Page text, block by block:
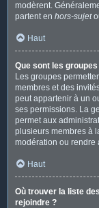
modèrent.
partent en hors-sujet
Haut
Que sont les
Les groupes
membres et des
peut appartenir à un
ses permissions. La
permet aux
plusieurs membres à
modération ou rendre
Haut
Où trouver la liste
rejoindre ?